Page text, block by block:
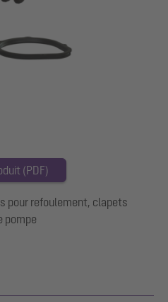
(PDF)
pour refoulement, clapets
pompe